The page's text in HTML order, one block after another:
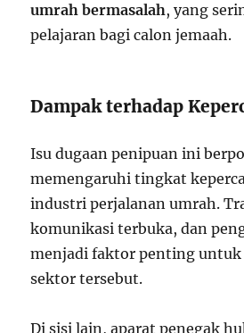
umrah bermasalah, yang
pelajaran bagi calon jemaah.
Dampak terhadap
Isu dugaan penipuan ini
memengaruhi tingkat
industri perjalanan umrah.
komunikasi terbuka, dan
menjadi faktor penting untuk
sektor tersebut.
Di sisi lain, aparat penegak